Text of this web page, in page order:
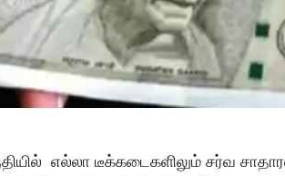
எல்லா டீக்கடைகளிலும் சர்வ